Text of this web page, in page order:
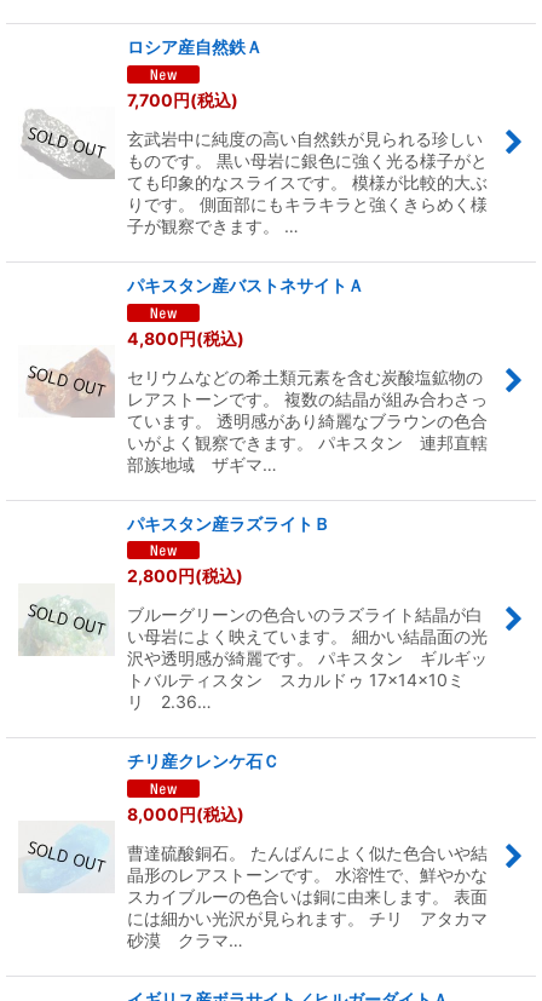
ロシア産自然鉄Ａ
7,700円(税込)
玄武岩中に純度の高い自然鉄が見られる珍しい
ものです。 黒い母岩に銀色に強く光る様子がと
ても印象的なスライスです。 模様が比較的大ぶ
りです。 側面部にもキラキラと強くきらめく様
子が観察できます。 …
パキスタン産バストネサイトＡ
4,800円(税込)
セリウムなどの希土類元素を含む炭酸塩鉱物の
レアストーンです。 複数の結晶が組み合わさっ
ています。 透明感があり綺麗なブラウンの色合
いがよく観察できます。 パキスタン 連邦直轄
部族地域 ザギマ…
パキスタン産ラズライトＢ
2,800円(税込)
ブルーグリーンの色合いのラズライト結晶が白
い母岩によく映えています。 細かい結晶面の光
沢や透明感が綺麗です。 パキスタン ギルギッ
トバルティスタン スカルドゥ 17×14×10ミ
リ 2.36…
チリ産クレンケ石Ｃ
8,000円(税込)
曹達硫酸銅石。 たんばんによく似た色合いや結
晶形のレアストーンです。 水溶性で、鮮やかな
スカイブルーの色合いは銅に由来します。 表面
には細かい光沢が見られます。 チリ アタカマ
砂漠 クラマ…